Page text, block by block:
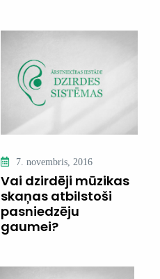
7. novembris, 2016
Vai dzirdēji mūzikas
skaņas atbilstoši
pasniedzēju
gaumei?